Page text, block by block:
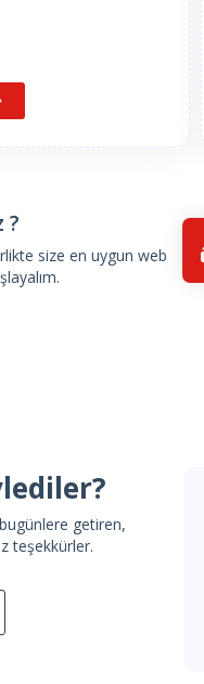
?
size en uygun web
bugünlere getiren,
teşekkürler.